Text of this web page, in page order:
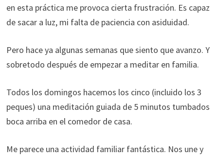
en esta práctica me provoca cierta frustración. Es capaz
de sacar a luz, mi falta de paciencia con asiduidad.
Pero hace ya algunas semanas que siento que avanzo. Y
sobretodo después de empezar a meditar en familia.
Todos los domingos hacemos los cinco (incluido los 3
peques) una meditación guiada de 5 minutos tumbados
boca arriba en el comedor de casa.
Me parece una actividad familiar fantástica. Nos une y
Necesarias
cookies no
son
necesarias
para que
funcione la